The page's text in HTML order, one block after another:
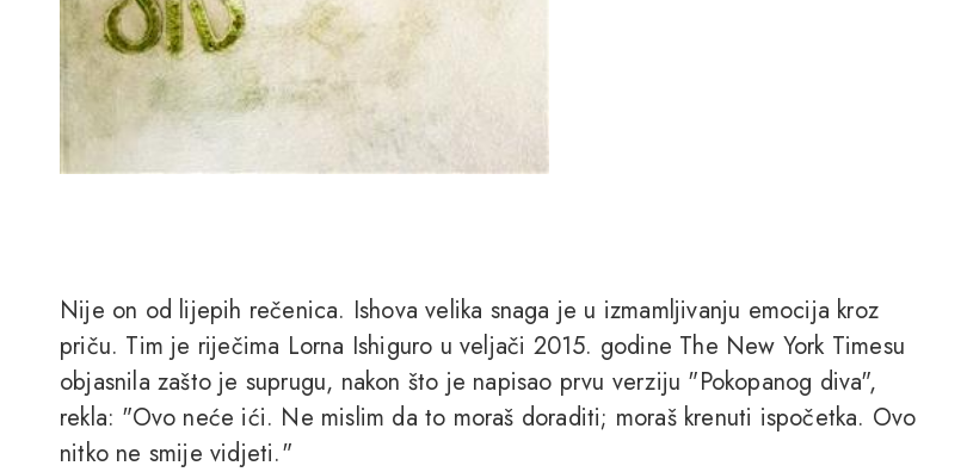
Nije on od lijepih rečenica. Ishova velika snaga je u izmamljivanju emocija kroz
priču. Tim je riječima Lorna Ishiguro u veljači 2015. godine The New York Timesu
objasnila zašto je suprugu, nakon što je napisao prvu verziju "Pokopanog diva",
rekla: "Ovo neće ići. Ne mislim da to moraš doraditi; moraš krenuti ispočetka. Ovo
nitko ne smije vidjeti."